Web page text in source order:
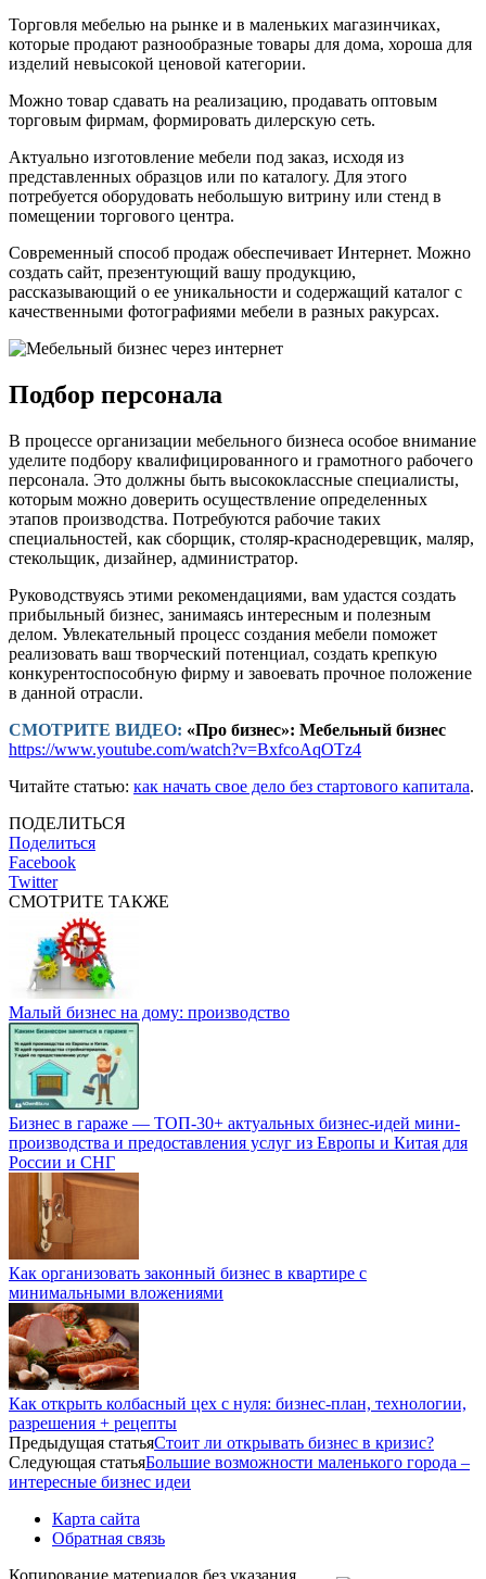
Торговля мебелью на рынке и в маленьких магазинчиках,
которые продают разнообразные товары для дома, хороша для
изделий невысокой ценовой категории.
Можно товар сдавать на реализацию, продавать оптовым
торговым фирмам, формировать дилерскую сеть.
Актуально изготовление мебели под заказ, исходя из
представленных образцов или по каталогу. Для этого
потребуется оборудовать небольшую витрину или стенд в
помещении торгового центра.
Современный способ продаж обеспечивает Интернет. Можно
создать сайт, презентующий вашу продукцию,
рассказывающий о ее уникальности и содержащий каталог с
качественными фотографиями мебели в разных ракурсах.
Подбор персонала
В процессе организации мебельного бизнеса особое внимание
уделите подбору квалифицированного и грамотного рабочего
персонала. Это должны быть высококлассные специалисты,
которым можно доверить осуществление определенных
этапов производства. Потребуются рабочие таких
специальностей, как сборщик, столяр-краснодеревщик, маляр,
стекольщик, дизайнер, администратор.
Руководствуясь этими рекомендациями, вам удастся создать
прибыльный бизнес, занимаясь интересным и полезным
делом. Увлекательный процесс создания мебели поможет
реализовать ваш творческий потенциал, создать крепкую
конкурентоспособную фирму и завоевать прочное положение
в данной отрасли.
СМОТРИТЕ ВИДЕО: «Про бизнес»: Мебельный бизнес
https://www.youtube.com/watch?v=BxfcoAqOTz4
Читайте статью: как начать свое дело без стартового капитала.
ПОДЕЛИТЬСЯ
Поделиться
Facebook
Twitter
СМОТРИТЕ ТАКЖЕ
Малый бизнес на дому: производство
Бизнес в гараже — ТОП-30+ актуальных бизнес-идей мини-
производства и предоставления услуг из Европы и Китая для
России и СНГ
Как организовать законный бизнес в квартире с
минимальными вложениями
Как открыть колбасный цех с нуля: бизнес-план, технологии,
разрешения + рецепты
Предыдущая статьяСтоит ли открывать бизнес в кризис?
Следующая статьяБольшие возможности маленького города –
интересные бизнес идеи
Карта сайта
Обратная связь
Копирование материалов без указания